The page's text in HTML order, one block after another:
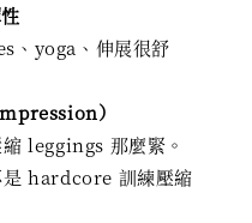
、yoga、伸展很舒
）
leggings 那麼緊。
是 hardcore 訓練壓縮